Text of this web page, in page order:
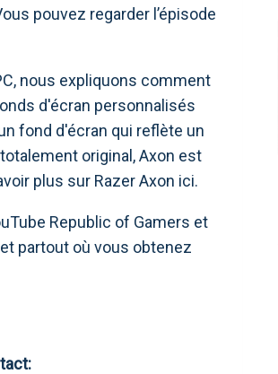
pouvez regarder l’épisode
nous expliquons comment
d'écran personnalisés
fond d'écran qui reflète un
original, Axon est
plus sur Razer Axon ici.
Republic of Gamers et
partout où vous obtenez